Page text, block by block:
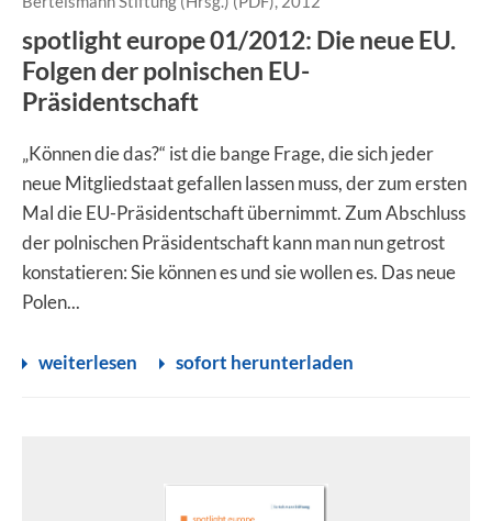
spotlight europe 01/2012: Die neue EU.
Folgen der polnischen EU-
Präsidentschaft
„Können die das?“ ist die bange Frage, die sich jeder
neue Mitgliedstaat gefallen lassen muss, der zum ersten
Mal die EU-Präsidentschaft übernimmt. Zum Abschluss
der polnischen Präsidentschaft kann man nun getrost
konstatieren: Sie können es und sie wollen es. Das neue
Polen...
weiterlesen sofort herunterladen